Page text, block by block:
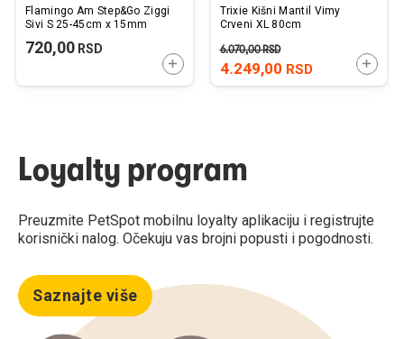
Flamingo Am Step&Go Ziggi
Sivi S 25-45cm x 15mm
720,00 RSD
DODAJTE U KORPU
Trixie Kišni Mantil Vimy
Crveni XL 80cm
4.249,00 RSD
6.070,00RSD
Loyalty program
Preuzmite PetSpot mobilnu loyalty aplikaciju i registrujte
korisnički nalog. Očekuju vas brojni popusti i pogodnosti.
Saznajte više